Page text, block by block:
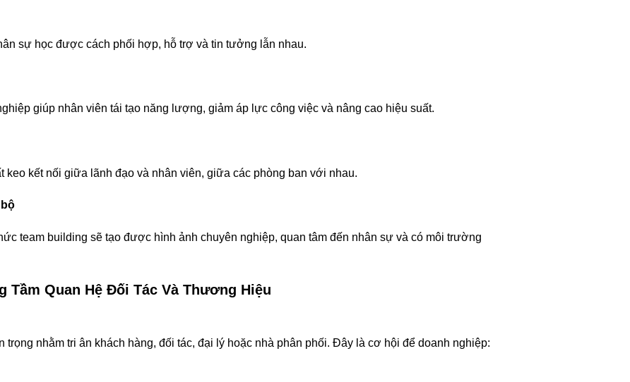
sự học được cách phối hợp, hỗ trợ và tin tưởng lẫn nhau.
giúp nhân viên tái tạo năng lượng, giảm áp lực công việc và nâng cao hiệu suất.
keo kết nối giữa lãnh đạo và nhân viên, giữa các phòng ban với nhau.
team building sẽ tạo được hình ảnh chuyên nghiệp, quan tâm đến nhân sự và có môi trường
Tầm Quan Hệ Đối Tác Và Thương Hiệu
trọng nhằm tri ân khách hàng, đối tác, đại lý hoặc nhà phân phối. Đây là cơ hội để doanh nghiệp: